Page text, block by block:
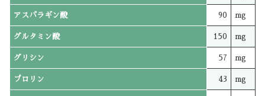
アスパラギン酸 90 mg
グルタミン酸 150 mg
グリシン 57 mg
プロリン 43 mg